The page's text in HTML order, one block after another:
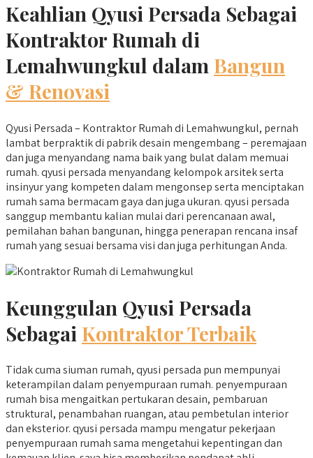
Keahlian Qyusi Persada Sebagai
Kontraktor Rumah di
Lemahwungkul dalam Bangun
& Renovasi
Qyusi Persada – Kontraktor Rumah di Lemahwungkul, pernah
lambat berpraktik di pabrik desain mengembang – peremajaan
dan juga menyandang nama baik yang bulat dalam memuai
rumah. qyusi persada menyandang kelompok arsitek serta
insinyur yang kompeten dalam mengonsep serta menciptakan
rumah sama bermacam gaya dan juga ukuran. qyusi persada
sanggup membantu kalian mulai dari perencanaan awal,
pemilahan bahan bangunan, hingga penerapan rencana insaf
rumah yang sesuai bersama visi dan juga perhitungan Anda.
Keunggulan Qyusi Persada
Sebagai Kontraktor Terbaik
Tidak cuma siuman rumah, qyusi persada pun mempunyai
keterampilan dalam penyempuraan rumah. penyempuraan
rumah bisa mengaitkan pertukaran desain, pembaruan
struktural, penambahan ruangan, atau pembetulan interior
dan eksterior. qyusi persada mampu mengatur pekerjaan
penyempuraan rumah sama mengetahui kepentingan dan